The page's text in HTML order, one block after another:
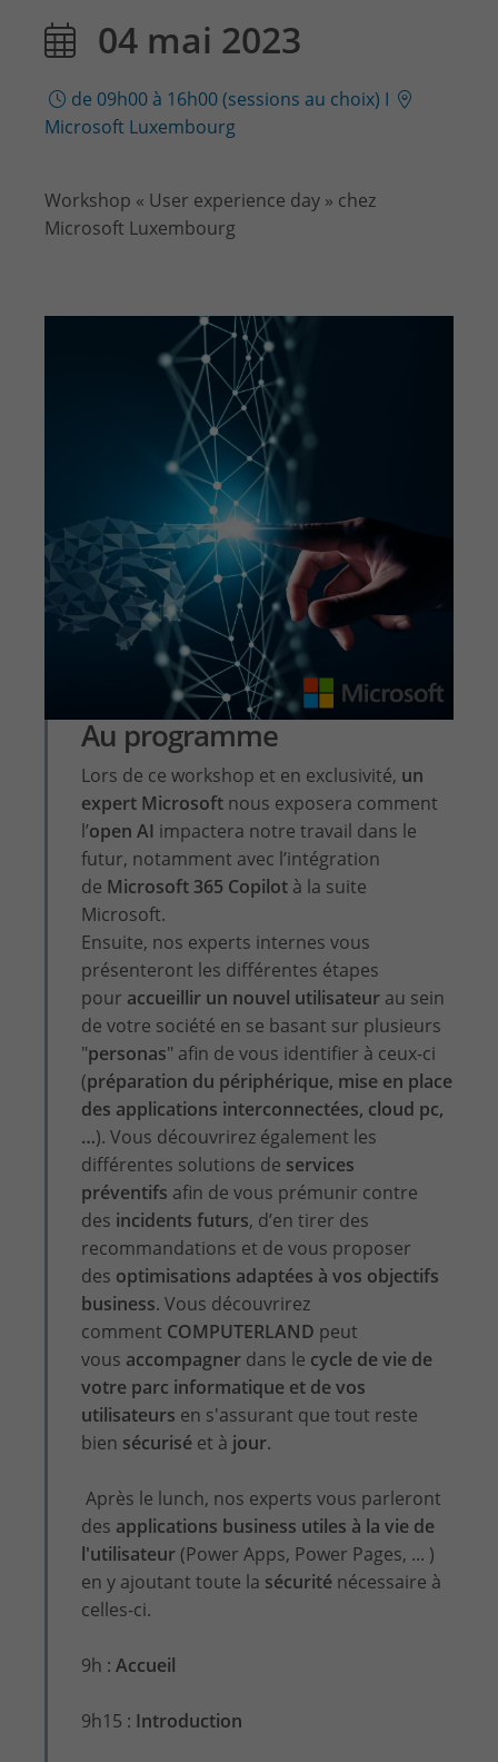
04 mai 2023
de 09h00 à 16h00 (sessions au choix) I
Microsoft Luxembourg
Workshop « User experience day » chez
Microsoft Luxembourg
Au programme
Lors de ce workshop et en exclusivité, un
expert Microsoft nous exposera comment
l’open AI impactera notre travail dans le
futur, notamment avec l’intégration
de Microsoft 365 Copilot à la suite
Microsoft.
Ensuite, nos experts internes vous
présenteront les différentes étapes
pour accueillir un nouvel utilisateur au sein
de votre société en se basant sur plusieurs
"personas" afin de vous identifier à ceux-ci
(préparation du périphérique, mise en place
des applications interconnectées, cloud pc,
…). Vous découvrirez également les
différentes solutions de services
préventifs afin de vous prémunir contre
des incidents futurs, d’en tirer des
recommandations et de vous proposer
des optimisations adaptées à vos objectifs
business. Vous découvrirez
comment COMPUTERLAND peut
vous accompagner dans le cycle de vie de
votre parc informatique et de vos
utilisateurs en s'assurant que tout reste
bien sécurisé et à jour.
Après le lunch, nos experts vous parleront
des applications business utiles à la vie de
l'utilisateur (Power Apps, Power Pages, ... )
en y ajoutant toute la sécurité nécessaire à
celles-ci.
9h : Accueil
9h15 : Introduction